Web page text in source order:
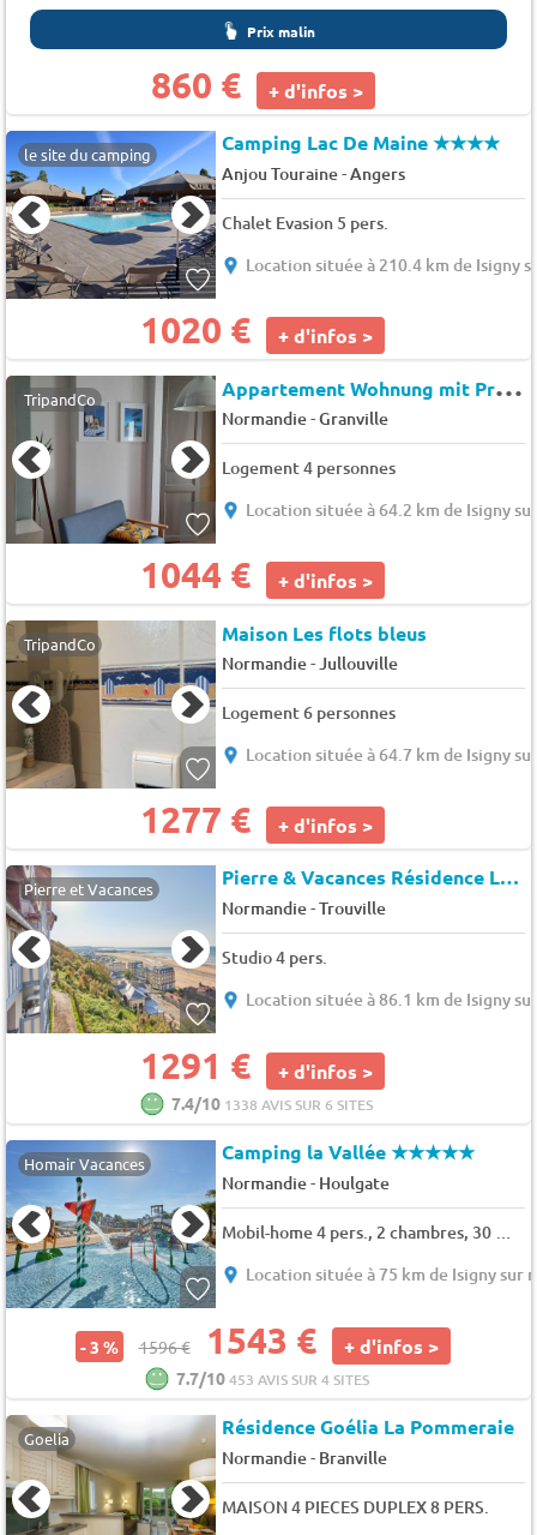
Prix malin
860 € + d'infos >
le site du camping Camping Lac De Maine★★★★
Anjou Touraine-Angers
Chalet Evasion 5 pers.
Location située à 210.4 km de Isigny
1020 € + d'infos >
TripandCo A
ppartement Wohnung mit Privatparkplatz
Normandie-Granville
Logement 4 personnes
Location située à 64.2 km de Isigny
1044 € + d'infos >
TripandCo Maison Les flots bleus
Normandie-Jullouville
Logement 6 personnes
Location située à 64.7 km de Isigny
1277 € + d'infos >
Pierre et Vacances Pierre & Vacances Résidence Les Tamaris
Normandie-Trouville
Studio 4 pers.
Location située à 86.1 km de Isigny
1291 € + d'infos >
7.4/10 1338 AVIS SUR 6 SITES
Homair Vacances Camping la Vallée★★★★★
Normandie- Houlgate
Mobil-home 4 pers., 2 chambres, 30 m² - 35 m²
Location située à 75 km de Isigny sur
- 3 % 1596 € 1543 € + d'infos >
7.7/10453 AVIS SUR 4 SITES
Goelia Résidence Goélia La Pommeraie
Normandie- Branville
MAISON 4 PIECES DUPLEX 8 PERS.